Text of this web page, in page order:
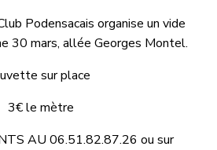
Podensacais organise un vide
30 mars, allée Georges Montel.
sur place
3€ le mètre
AU 06.51.82.87.26 ou sur